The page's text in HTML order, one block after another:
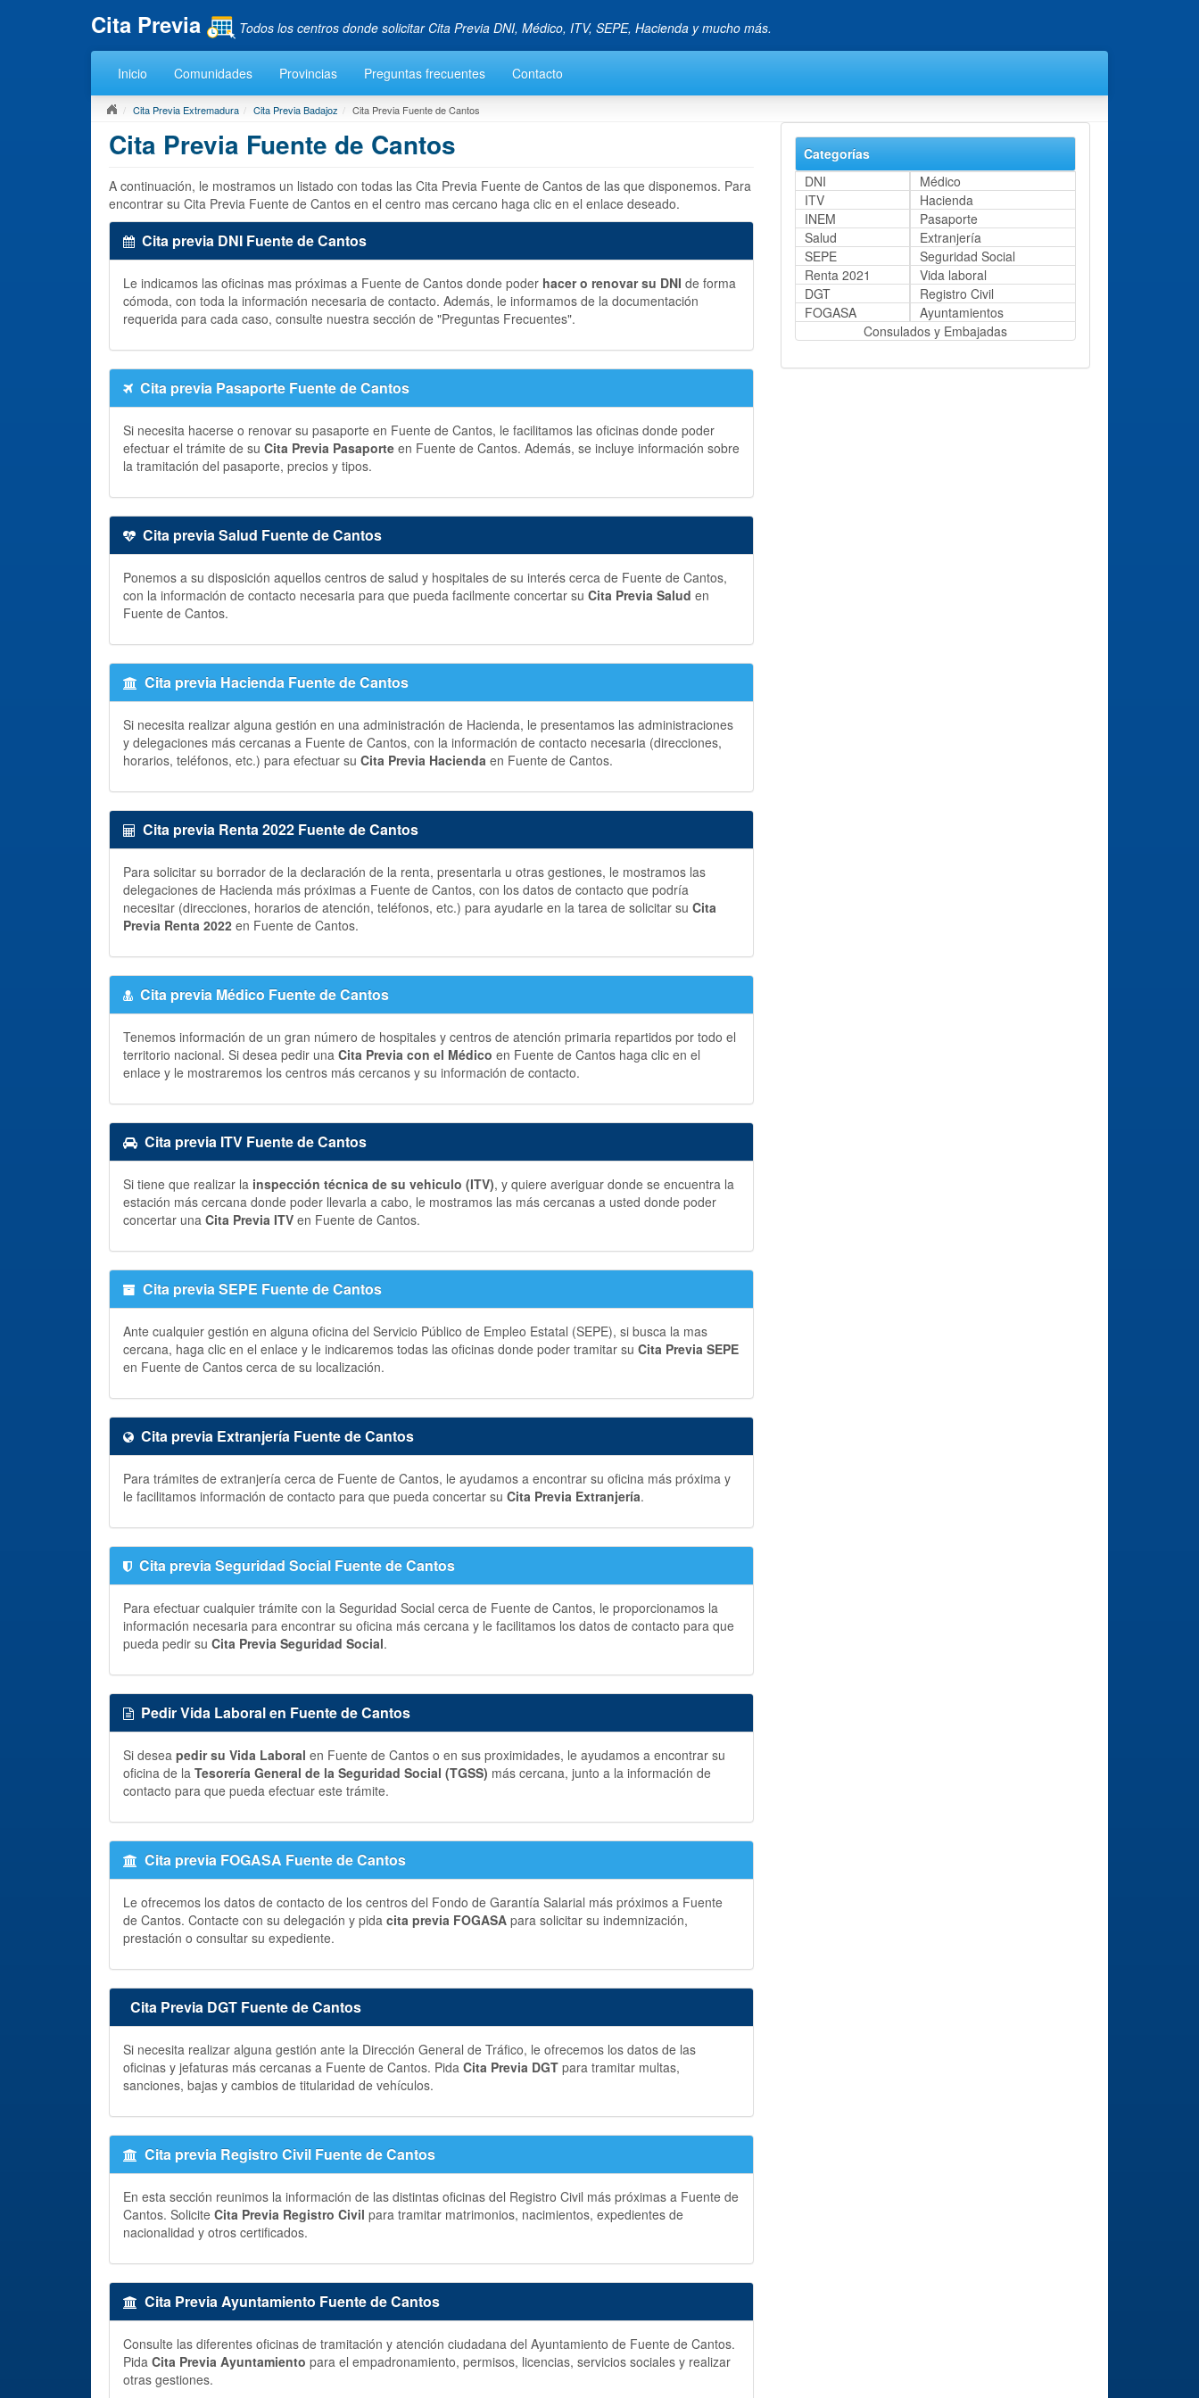
Cita Previa Todos los centros donde solicitar Cita Previa DNI, Médico, ITV, SEPE, Hacienda y mucho más.
Inicio Comunidades Provincias Preguntas frecuentes Contacto
Cita Previa Extremadura Cita Previa Badajoz Cita Previa Fuente de Cantos
Cita Previa Fuente de Cantos
A continuación, le mostramos un listado con todas las Cita Previa Fuente de Cantos de las que disponemos. Para
encontrar su Cita Previa Fuente de Cantos en el centro mas cercano haga clic en el enlace deseado.
Cita previa DNI Fuente de Cantos
Le indicamos las oficinas mas próximas a Fuente de Cantos donde poder hacer o renovar su DNI de forma
cómoda, con toda la información necesaria de contacto. Además, le informamos de la documentación
requerida para cada caso, consulte nuestra sección de "Preguntas Frecuentes".
Cita previa Pasaporte Fuente de Cantos
Si necesita hacerse o renovar su pasaporte en Fuente de Cantos, le facilitamos las oficinas donde poder
efectuar el trámite de su Cita Previa Pasaporte en Fuente de Cantos. Además, se incluye información sobre
la tramitación del pasaporte, precios y tipos.
Cita previa Salud Fuente de Cantos
Ponemos a su disposición aquellos centros de salud y hospitales de su interés cerca de Fuente de Cantos,
con la información de contacto necesaria para que pueda facilmente concertar su Cita Previa Salud en
Fuente de Cantos.
Cita previa Hacienda Fuente de Cantos
Si necesita realizar alguna gestión en una administración de Hacienda, le presentamos las administraciones
y delegaciones más cercanas a Fuente de Cantos, con la información de contacto necesaria (direcciones,
horarios, teléfonos, etc.) para efectuar su Cita Previa Hacienda en Fuente de Cantos.
Cita previa Renta 2022 Fuente de Cantos
Para solicitar su borrador de la declaración de la renta, presentarla u otras gestiones, le mostramos las
delegaciones de Hacienda más próximas a Fuente de Cantos, con los datos de contacto que podría
necesitar (direcciones, horarios de atención, teléfonos, etc.) para ayudarle en la tarea de solicitar su Cita
Previa Renta 2022 en Fuente de Cantos.
Cita previa Médico Fuente de Cantos
Tenemos información de un gran número de hospitales y centros de atención primaria repartidos por todo el
territorio nacional. Si desea pedir una Cita Previa con el Médico en Fuente de Cantos haga clic en el
enlace y le mostraremos los centros más cercanos y su información de contacto.
Cita previa ITV Fuente de Cantos
Si tiene que realizar la inspección técnica de su vehiculo (ITV), y quiere averiguar donde se encuentra la
estación más cercana donde poder llevarla a cabo, le mostramos las más cercanas a usted donde poder
concertar una Cita Previa ITV en Fuente de Cantos.
Cita previa SEPE Fuente de Cantos
Ante cualquier gestión en alguna oficina del Servicio Público de Empleo Estatal (SEPE), si busca la mas
cercana, haga clic en el enlace y le indicaremos todas las oficinas donde poder tramitar su Cita Previa SEPE
en Fuente de Cantos cerca de su localización.
Cita previa Extranjería Fuente de Cantos
Para trámites de extranjería cerca de Fuente de Cantos, le ayudamos a encontrar su oficina más próxima y
le facilitamos información de contacto para que pueda concertar su Cita Previa Extranjería.
Cita previa Seguridad Social Fuente de Cantos
Para efectuar cualquier trámite con la Seguridad Social cerca de Fuente de Cantos, le proporcionamos la
información necesaria para encontrar su oficina más cercana y le facilitamos los datos de contacto para que
pueda pedir su Cita Previa Seguridad Social.
Pedir Vida Laboral en Fuente de Cantos
Si desea pedir su Vida Laboral en Fuente de Cantos o en sus proximidades, le ayudamos a encontrar su
oficina de la Tesorería General de la Seguridad Social (TGSS) más cercana, junto a la información de
contacto para que pueda efectuar este trámite.
Cita previa FOGASA Fuente de Cantos
Le ofrecemos los datos de contacto de los centros del Fondo de Garantía Salarial más próximos a Fuente
de Cantos. Contacte con su delegación y pida cita previa FOGASA para solicitar su indemnización,
prestación o consultar su expediente.
Cita Previa DGT Fuente de Cantos
Si necesita realizar alguna gestión ante la Dirección General de Tráfico, le ofrecemos los datos de las
oficinas y jefaturas más cercanas a Fuente de Cantos. Pida Cita Previa DGT para tramitar multas,
sanciones, bajas y cambios de titularidad de vehículos.
Cita previa Registro Civil Fuente de Cantos
En esta sección reunimos la información de las distintas oficinas del Registro Civil más próximas a Fuente de
Cantos. Solicite Cita Previa Registro Civil para tramitar matrimonios, nacimientos, expedientes de
nacionalidad y otros certificados.
Cita Previa Ayuntamiento Fuente de Cantos
Consulte las diferentes oficinas de tramitación y atención ciudadana del Ayuntamiento de Fuente de Cantos.
Pida Cita Previa Ayuntamiento para el empadronamiento, permisos, licencias, servicios sociales y realizar
otras gestiones.
Categorías
DNI
Médico
ITV
Hacienda
INEM
Pasaporte
Salud
Extranjería
SEPE
Seguridad Social
Renta 2021
Vida laboral
DGT
Registro Civil
FOGASA
Ayuntamientos
Consulados y Embajadas